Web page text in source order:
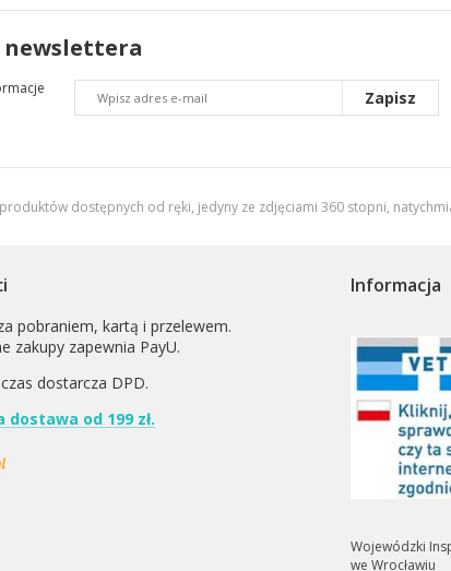
newslettera
Zapisz
dostępnych od ręki, jedyny ze zdjęciami 360 stopni,
pobraniem, kartą i przelewem.
zakupy zapewnia PayU.
dostarcza DPD.
dostawa od 199 zł.
Informacja
Wojewódzki
we Wrocławiu